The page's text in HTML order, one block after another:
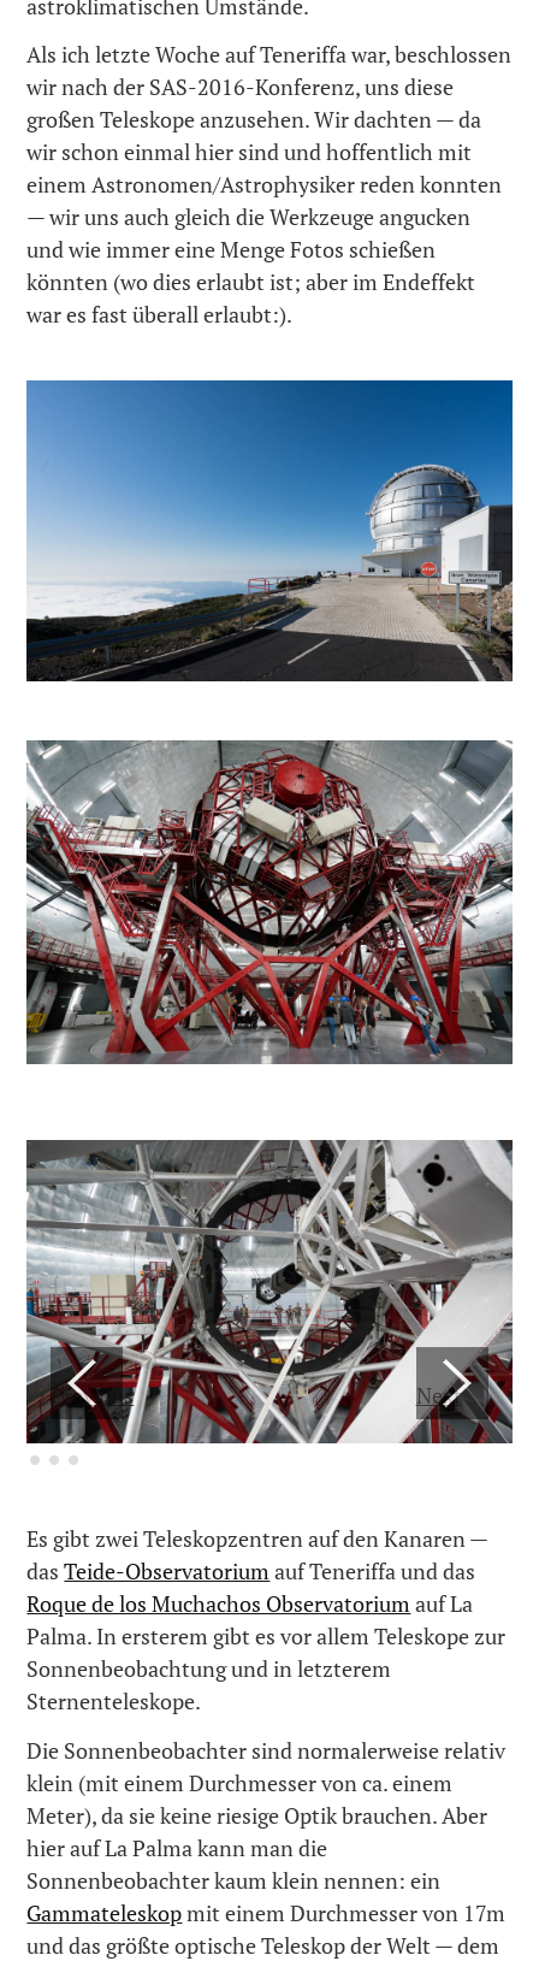
astroklimatischen Umstände.
Als ich letzte Woche auf Teneriffa war, beschlossen
wir nach der SAS-2016-Konferenz, uns diese
großen Teleskope anzusehen. Wir dachten — da
wir schon einmal hier sind und hoffentlich mit
einem Astronomen/Astrophysiker reden konnten
— wir uns auch gleich die Werkzeuge angucken
und wie immer eine Menge Fotos schießen
könnten (wo dies erlaubt ist; aber im Endeffekt
war es fast überall erlaubt:).
Previous Next
Es gibt zwei Teleskopzentren auf den Kanaren —
dasTeide-Observatorium auf Teneriffa und das
Roque de los Muchachos Observatorium auf La
Palma. In ersterem gibt es vor allem Teleskope zur
Sonnenbeobachtung und in letzterem
Sternenteleskope.
Die Sonnenbeobachter sind normalerweise relativ
klein (mit einem Durchmesser von ca. einem
Meter), da sie keine riesige Optik brauchen. Aber
hier auf La Palma kann man die
Sonnenbeobachter kaum klein nennen: ein
Gammateleskopmit einem Durchmesser von 17m
und das größte optische Teleskop der Welt — dem